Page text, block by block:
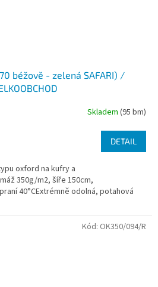
béžově - zelená SAFARI) /
Skladem (95 bm)
DETAIL
oxford na kufry a
350g/m2, šíře 150cm,
praní 40°CExtrémně odolná, potahová
Kód: OK350/094/R